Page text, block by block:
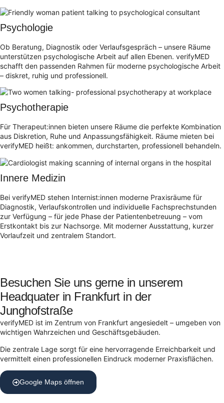
Psychologie
Ob Beratung, Diagnostik oder Verlaufsgespräch – unsere Räume
unterstützen psychologische Arbeit auf allen Ebenen. verifyMED
schafft den passenden Rahmen für moderne psychologische Arbeit
– diskret, ruhig und professionell.
Psychotherapie
Für Therapeut:innen bieten unsere Räume die perfekte Kombination
aus Diskretion, Ruhe und Anpassungsfähigkeit. Räume mieten bei
verifyMED heißt: ankommen, durchstarten, professionell behandeln.
Innere Medizin
Bei verifyMED stehen Internist:innen moderne Praxisräume für
Diagnostik, Verlaufskontrollen und individuelle Fachsprechstunden
zur Verfügung – für jede Phase der Patientenbetreuung – vom
Erstkontakt bis zur Nachsorge. Mit moderner Ausstattung, kurzer
Vorlaufzeit und zentralem Standort.
Besuchen Sie uns gerne in unserem
Headquater in Frankfurt in der
Junghofstraße
verifyMED ist im Zentrum von Frankfurt angesiedelt – umgeben von
wichtigen Wahrzeichen und Geschäftsgebäuden.
Die zentrale Lage sorgt für eine hervorragende Erreichbarkeit und
vermittelt einen professionellen Eindruck moderner Praxisflächen.
Google Maps öffnen